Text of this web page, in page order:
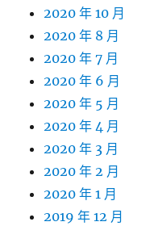
2020 年 10 月
2020 年 8 月
2020 年 7 月
2020 年 6 月
2020 年 5 月
2020 年 4 月
2020 年 3 月
2020 年 2 月
2020 年 1 月
2019 年 12 月